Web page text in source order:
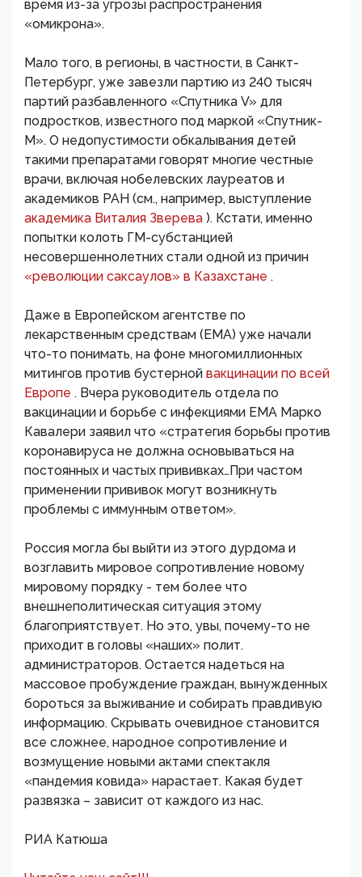
время из-за угрозы распространения
«омикрона».
Мало того, в регионы, в частности, в Санкт-
Петербург, уже завезли партию из 240 тысяч
партий разбавленного «Спутника V» для
подростков, известного под маркой «Спутник-
М». О недопустимости обкалывания детей
такими препаратами говорят многие честные
врачи, включая нобелевских лауреатов и
академиков РАН (см., например, выступление
академика Виталия Зверева ). Кстати, именно
попытки колоть ГМ-субстанцией
несовершеннолетних стали одной из причин
«революции саксаулов» в Казахстане .
Даже в Европейском агентстве по
лекарственным средствам (EMA) уже начали
что-то понимать, на фоне многомиллионных
митингов против бустерной вакцинации по всей
Европе . Вчера руководитель отдела по
вакцинации и борьбе с инфекциями EMA Марко
Кавалери заявил что «стратегия борьбы против
коронавируса не должна основываться на
постоянных и частых прививках…При частом
применении прививок могут возникнуть
проблемы с иммунным ответом».
Россия могла бы выйти из этого дурдома и
возглавить мировое сопротивление новому
мировому порядку - тем более что
внешнеполитическая ситуация этому
благоприятствует. Но это, увы, почему-то не
приходит в головы «наших» полит.
администраторов. Остается надеться на
массовое пробуждение граждан, вынужденных
бороться за выживание и собирать правдивую
информацию. Скрывать очевидное становится
все сложнее, народное сопротивление и
возмущение новыми актами спектакля
«пандемия ковида» нарастает. Какая будет
развязка – зависит от каждого из нас.
РИА Катюша